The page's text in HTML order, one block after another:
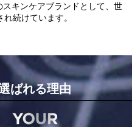
スキンケアブランドとして、世
続けています。
ばれる理由